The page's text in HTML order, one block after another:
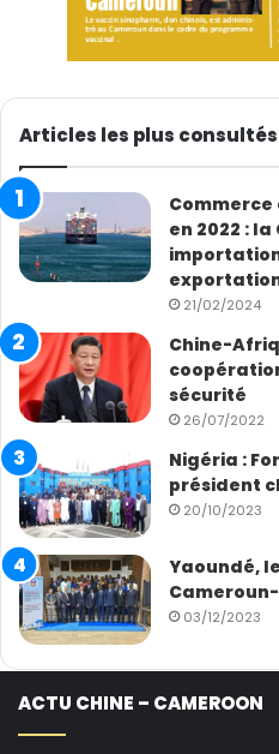
Articles les plus consultés
en 2022 :
21/02/2024
Chine-
sécurité
26/07/2022
Nigéria :
président
20/10/2023
Yaoundé,
03/12/2023
ACTU CHINE – CAMEROON